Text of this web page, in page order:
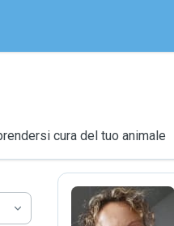
cura del tuo animale